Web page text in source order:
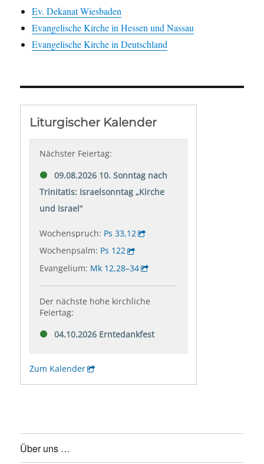
Ev. Dekanat Wiesbaden
Evangelische Kirche in Hessen und Nassau
Evangelische Kirche in Deutschland
Über uns …